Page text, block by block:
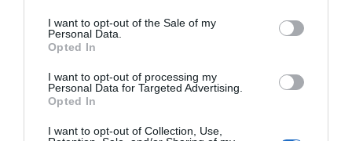
I want to opt-out of the Sale of my
Personal Data.
Opted In
I want to opt-out of processing my
Personal Data for Targeted Advertising.
Opted In
I want to opt-out of Collection, Use,
no pierde dinero desde 2020-2021 y acumula unos
exiguos beneficios de 840.000 libras (988.319 euros)
desde entonces.
Los nuevos rivales: holdings especializados
Aunque el reinado del
aspirar al trono de la WSL. El Aston Villa, con dueños